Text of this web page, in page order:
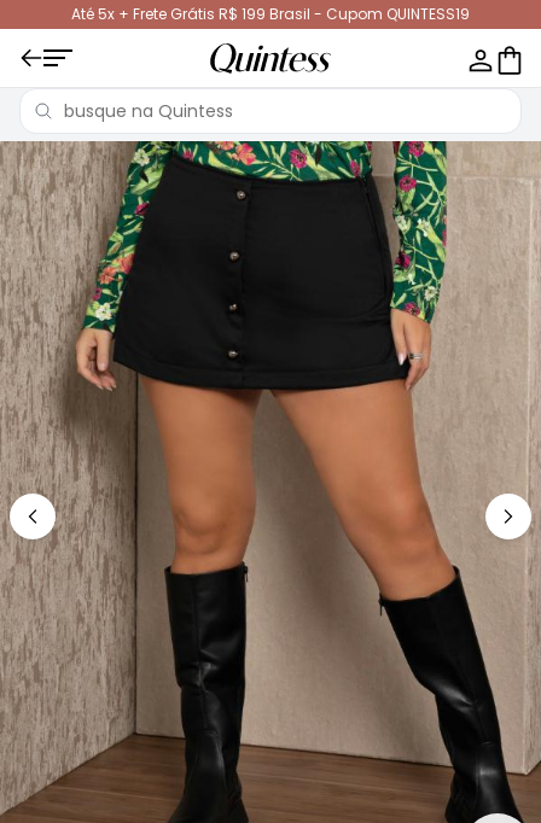
Até 5x + Frete Grátis R$ 199 Brasil - Cupom QUINTESS19